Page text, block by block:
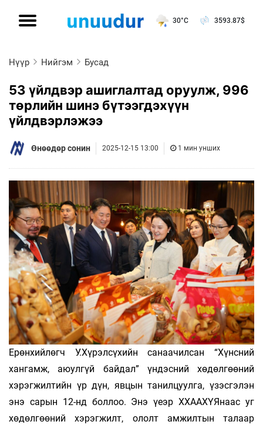
30°C 3593.87$
Нүүр Нийгэм Бусад
53 үйлдвэр ашиглалтад оруулж, 996
төрлийн шинэ бүтээгдэхүүн
үйлдвэрлэжээ
Өнөөдөр сонин 2025-12-15 13:00 1 мин унших
Ерөнхийлөгч У.Хүрэлсүхийн санаа­чилсан “Хүнсний
хангамж, аюулгүй байдал” үндэсний хөдөлгөөний
хэрэгжилтийн үр дүн, явцын танилцуулга, үзэсгэлэн
энэ са­рын 12-нд боллоо. Энэ үеэр ХХААХҮЯнаас уг
хөдөлгөөний хэрэгжилт, ололт ам­жил­тын талаар